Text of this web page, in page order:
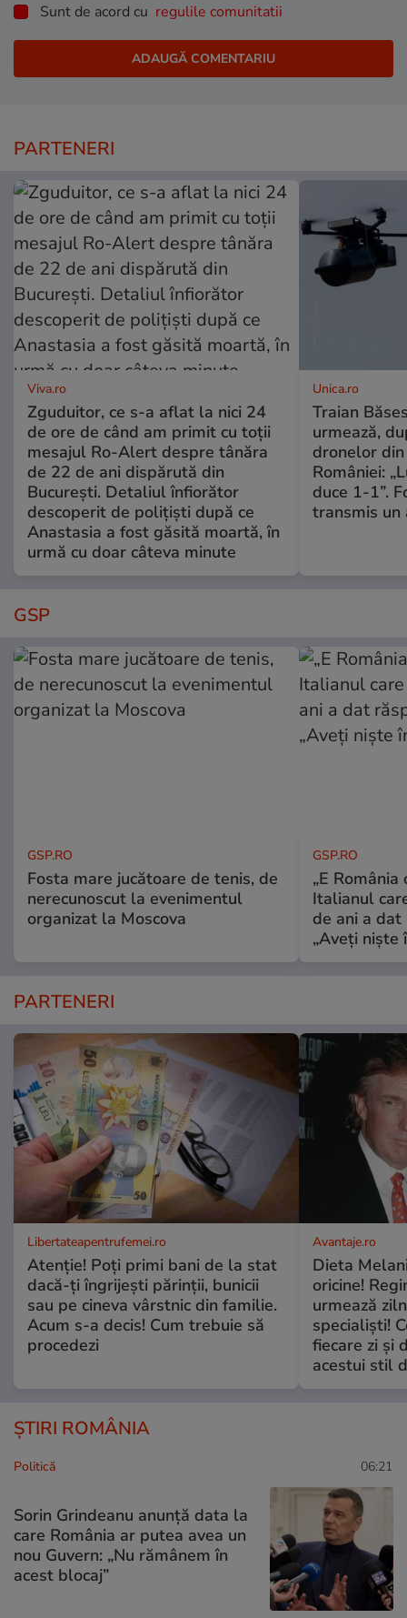
Sunt de acord cu regulile comunitatii
PARTENERI
Viva.ro
Zguduitor, ce s-a aflat la nici 24
de ore de când am primit cu toții
mesajul Ro-Alert despre tânăra
de 22 de ani dispărută din
București. Detaliul înfiorător
descoperit de polițiști după ce
Anastasia a fost găsită moartă, în
urmă cu doar câteva minute
Unica.ro
Traian
urmează,
dronelor
României:
duce 1-1”.
transmis un
GSP
GSP.RO
Fosta mare jucătoare de tenis, de
nerecunoscut la evenimentul
organizat la Moscova
GSP.RO
„E
Italianul
de ani a
„Aveți niște
PARTENERI
Libertateapentrufemei.ro
Atenție! Poți primi bani de la stat
dacă-ți îngrijești părinții, bunicii
sau pe cineva vârstnic din familie.
Acum s-a decis! Cum trebuie să
procedezi
Avantaje.ro
Dieta
oricine!
urmează
specialiști!
fiecare zi și
acestui stil
ȘTIRI ROMÂNIA
Politică 06:21
Sorin Grindeanu anunță data la
care România ar putea avea un
nou Guvern: „Nu rămânem în
acest blocaj”